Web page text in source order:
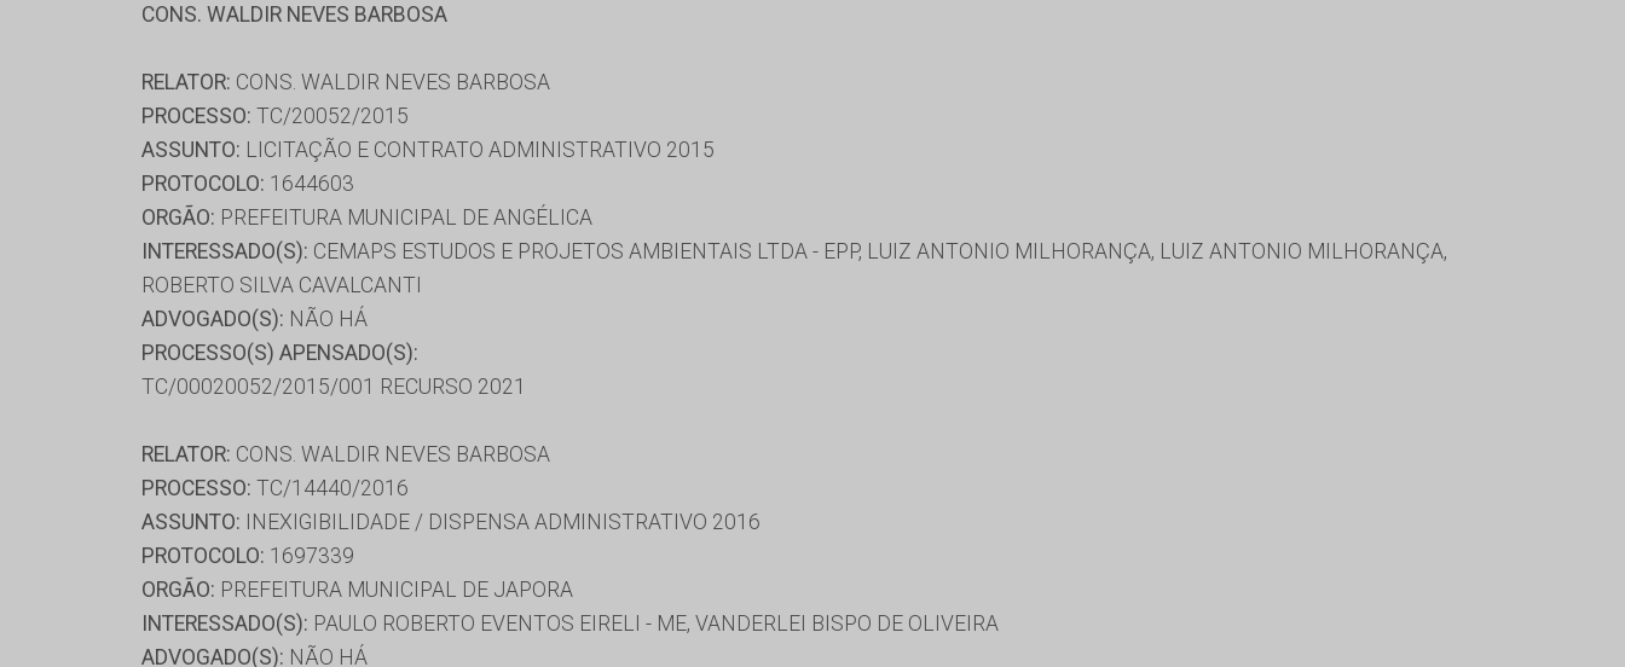
CONS. WALDIR NEVES BARBOSA
RELATOR: CONS. WALDIR NEVES BARBOSA
PROCESSO: TC/20052/2015
ASSUNTO: LICITAÇÃO E CONTRATO ADMINISTRATIVO 2015
PROTOCOLO: 1644603
ORGÃO: PREFEITURA MUNICIPAL DE ANGÉLICA
INTERESSADO(S): CEMAPS ESTUDOS E PROJETOS AMBIENTAIS LTDA - EPP, LUIZ ANTONIO MILHORANÇA, LUIZ ANTONIO MILHORANÇA,
ROBERTO SILVA CAVALCANTI
ADVOGADO(S): NÃO HÁ
PROCESSO(S) APENSADO(S):
TC/00020052/2015/001 RECURSO 2021
RELATOR: CONS. WALDIR NEVES BARBOSA
PROCESSO: TC/14440/2016
ASSUNTO: INEXIGIBILIDADE / DISPENSA ADMINISTRATIVO 2016
PROTOCOLO: 1697339
ORGÃO: PREFEITURA MUNICIPAL DE JAPORA
INTERESSADO(S): PAULO ROBERTO EVENTOS EIRELI - ME, VANDERLEI BISPO DE OLIVEIRA
ADVOGADO(S): NÃO HÁ